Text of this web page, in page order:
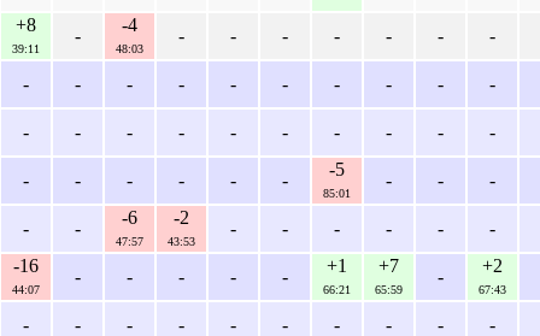
+8
39:11
-
-4
48:03
- - - - - - -
- - - - - - - - - -
- - - - - - - - - -
- - - - - -
-5
85:01
- -
-
- -
-6
47:57
-2
43:53
- - - - -
-
-16
44:07
- - - - -
+1
66:21
+7
65:59
-
+2
67:43
- - - - - - - - -
-